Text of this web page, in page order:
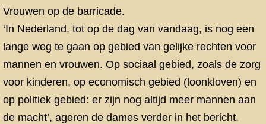
Vrouwen op de barricade.
‘In Nederland, tot op de dag van vandaag, is nog een
lange weg te gaan op gebied van gelijke rechten voor
mannen en vrouwen. Op sociaal gebied, zoals de zorg
voor kinderen, op economisch gebied (loonkloven) en
op politiek gebied: er zijn nog altijd meer mannen aan
de macht’, ageren de dames verder in het bericht.